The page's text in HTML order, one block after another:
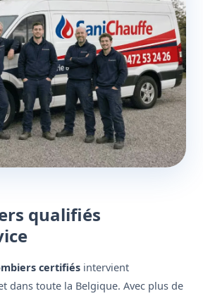
qualifiés
certifiés intervient
dans toute la Belgique. Avec plus de